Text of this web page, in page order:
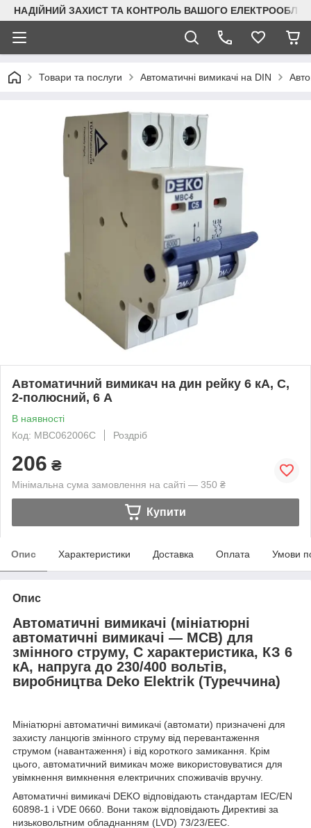
НАДІЙНИЙ ЗАХИСТ ТА КОНТРОЛЬ ВАШОГО
Товари та послуги Автоматичні вимикачі на DIN
Автоматичний вимикач на дин рейку 6 кА, С,
2-полюсний, 6 А
В наявності
Код: MBC062006C
Роздріб
206 ₴
Мінімальна сума замовлення на сайті — 350 ₴
Купити
Опис Характеристики Доставка Оплата Умови
Опис
Автоматичні вимикачі (мініатюрні
автоматичні вимикачі — MCB) для
змінного струму, С характеристика, КЗ 6
кА, напруга до 230/400 вольтів,
виробництва Deko Elektrik (Туреччина)
Мініатюрні автоматичні вимикачі (автомати) призначені для
захисту ланцюгів змінного струму від перевантаження
струмом (навантаження) і від короткого замикання. Крім
цього, автоматичний вимикач може використовуватися для
увімкнення вимкнення електричних споживачів вручну.
Автоматичні вимикачі DEKO відповідають стандартам IEC/EN
60898-1 і VDE 0660. Вони також відповідають Директиві за
низьковольтним обладнанням (LVD) 73/23/EEC.